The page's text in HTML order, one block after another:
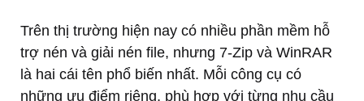
Trên thị trường hiện nay có nhiều phần mềm hỗ
trợ nén và giải nén file, nhưng 7-Zip và WinRAR
là hai cái tên phổ biến nhất. Mỗi công cụ có
những ưu điểm riêng, phù hợp với từng nhu cầu